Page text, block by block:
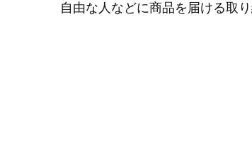
自由な人などに商品を届ける取